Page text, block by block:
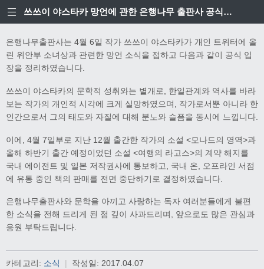
쓰쓰이 야스타카 망언에 관한 은행나무 출판사 공식입장
은행나무출판사는 4월 6일 작가 쓰쓰이 야스타카가 개인 트위터에 올
린 위안부 소녀상과 관련한 망언 소식을 접하고 다음과 같이 공식 입
장을 정리하였습니다.
쓰쓰이 야스타카의 문학적 성취와는 별개로, 한일관계와 역사를 바라
보는 작가의 개인적 시각에 크게 실망하였으며, 작가로서뿐 아니라 한
인간으로서 그의 태도와 자질에 대해 분노와 슬픔을 동시에 느낍니다.
이에, 4월 7일부로 지난 12월 출간한 작가의 소설 <모나드의 영역>과
올해 하반기 출간 예정이었던 소설 <여행의 라고스>의 계약 해지를
국내 에이전트 및 일본 저작권사에 통보하고, 국내 온, 오프라인 서점
에 유통 중인 책의 판매를 전면 중단하기로 결정하였습니다.
은행나무출판사와 문학을 아끼고 사랑하는 독자 여러분들에게 불편
한 소식을 전해 드리게 된 점 깊이 사과드리며, 앞으로도 많은 관심과
응원 부탁드립니다.
카테고리: 소식 | 작성일: 2017.04.07